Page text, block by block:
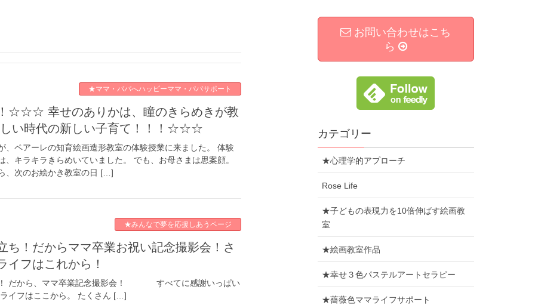
★ママ・パパへハッピーママ・パパサポート
しい時代の新しい子育て！！！☆☆☆
、ペアーレの知育絵画造形教室の体験授業に来ました。 体験
、キラキラきらめいていました。 でも、お母さまは思案顔。
、次のお絵かき教室の日 […]
★みんなで夢を応援しあうページ
イフはこれから！
！ だから、ママ卒業記念撮影会！ すべてに感謝いっぱい
イフはここから。 たくさん […]
お問い合わせはこち
ら
カテゴリー
★心理学的アプローチ
Rose Life
★子どもの表現力を10倍伸ばす絵画教
室
★絵画教室作品
★幸せ３色パステルアートセラピー
★薔薇色ママライフサポート